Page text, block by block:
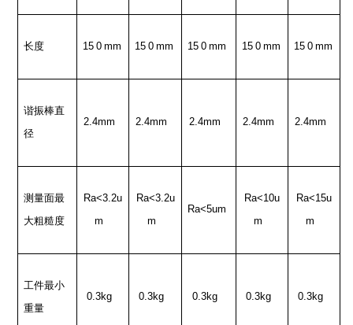
长度 15 0 mm 15 0 mm 15 0 mm 15 0 mm 15 0 mm
谐振棒直
径
2.4mm 2.4mm 2.4mm 2.4mm 2.4mm
测量面最
大粗糙度
Ra<3.2u
m
Ra<3.2u
m
Ra<5um
Ra<10u
m
Ra<15u
m
工件最小
重量
0.3kg 0.3kg 0.3kg 0.3kg 0.3kg